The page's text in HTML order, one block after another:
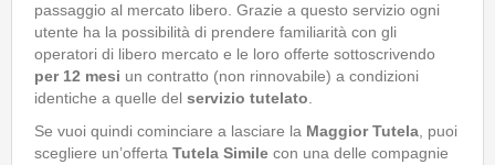
passaggio al mercato libero. Grazie a questo servizio ogni
utente ha la possibilità di prendere familiarità con gli
operatori di libero mercato e le loro offerte sottoscrivendo
per 12 mesi un contratto (non rinnovabile) a condizioni
identiche a quelle del servizio tutelato
Se vuoi quindi cominciare a lasciare la Maggior Tutela , puoi
scegliere un’offerta Tutela Simile con una delle compagnie